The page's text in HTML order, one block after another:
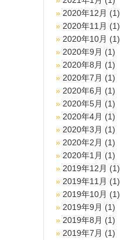
2020年12月 (1)
2020年11月 (1)
2020年10月 (1)
2020年9月 (1)
2020年8月 (1)
2020年7月 (1)
2020年6月 (1)
2020年5月 (1)
2020年4月 (1)
2020年3月 (1)
2020年2月 (1)
2020年1月 (1)
2019年12月 (1)
2019年11月 (1)
2019年10月 (1)
2019年9月 (1)
2019年8月 (1)
2019年7月 (1)